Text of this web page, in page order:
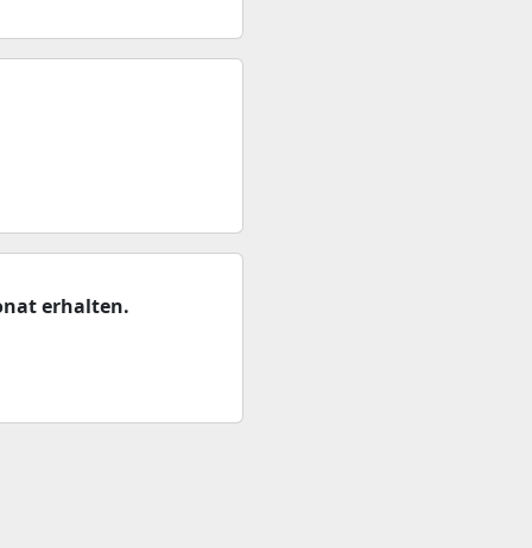
erhalten.